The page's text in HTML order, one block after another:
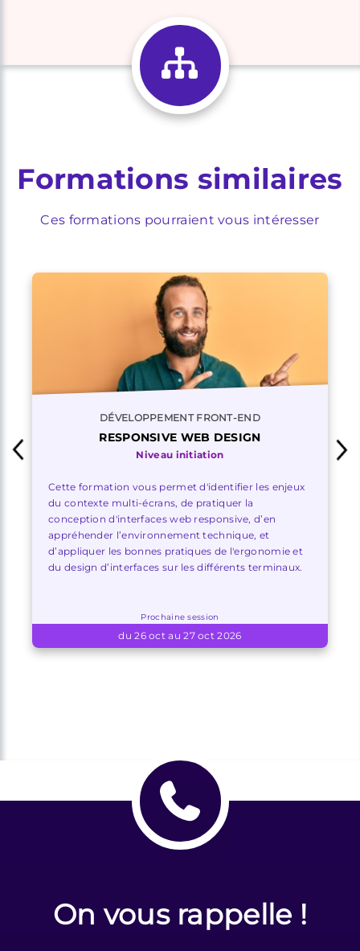
Formations similaires
Ces formations pourraient vous intéresser
DÉVELOPPEMENT FRONT-END
RESPONSIVE WEB DESIGN
Niveau initiation
Cette formation vous permet d'identifier les enjeux
du contexte multi-écrans, de pratiquer la
conception d'interfaces web responsive, d’en
appréhender l’environnement technique, et
d’appliquer les bonnes pratiques de l'ergonomie et
du design d’interfaces sur les différents terminaux.
Prochaine session
du 26 oct au 27 oct 2026
On vous rappelle !